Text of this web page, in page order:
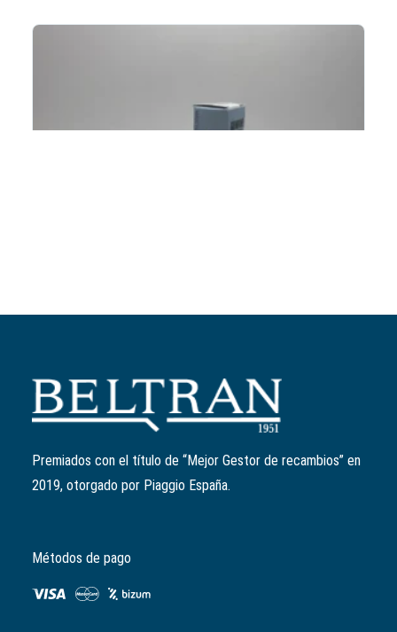
Bujía "NGK" CR8EB
638853
Premiados con el título de “Mejor Gestor de recambios” en
2019, otorgado por Piaggio España.
Métodos de pago